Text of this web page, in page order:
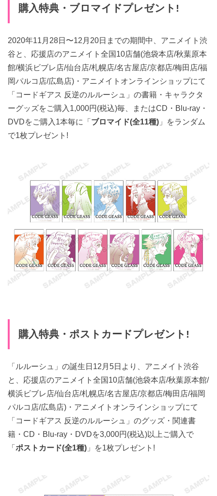
購入特典・ブロマイドプレゼント!
2020年11月28日〜12月20日までの期間中、アニメイト渋
谷と、応援店のアニメイト全国10店舗(池袋本店/秋葉原本
館/横浜ビブレ店/仙台店/札幌店/名古屋店/京都店/梅田店/福
岡パルコ店/広島店)・アニメイトオンラインショップにて
「コードギアス 反逆のルルーシュ」の書籍・キャラクタ
ーグッズをご購入1,000円(税込)毎、またはCD・Blu-ray・
DVDをご購入1本毎に「 ブロマイド(全11種) 」をランダム
で1枚プレゼント!
購入特典・ポストカードプレゼント!
「ルルーシュ」の誕生日12月5日より、アニメイト渋谷
と、応援店のアニメイト全国10店舗(池袋本店/秋葉原本館/
横浜ビブレ店/仙台店/札幌店/名古屋店/京都店/梅田店/福岡
パルコ店/広島店)・アニメイトオンラインショップにて
「コードギアス 反逆のルルーシュ」のグッズ・関連書
籍・CD・Blu-ray・DVDを3,000円(税込)以上ご購入で
「ポストカード(全1種) 」を1枚プレゼント!